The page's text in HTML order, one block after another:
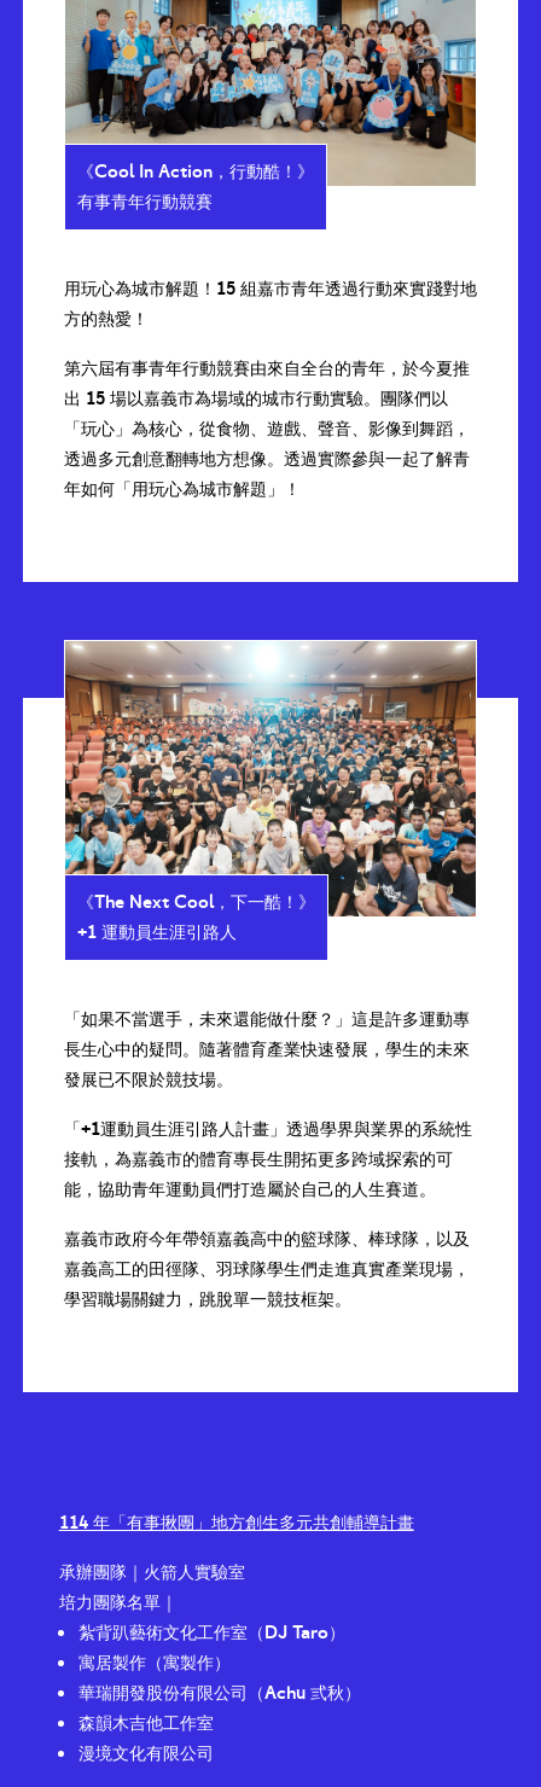
《Cool In Action，行動酷！》
有事青年行動競賽
用玩心為城市解題！15 組嘉市青年透過行動來實踐對地
方的熱愛！
第六屆有事青年行動競賽由來自全台的青年，於今夏推
出 15 場以嘉義市為場域的城市行動實驗。團隊們以
「玩心」為核心，從食物、遊戲、聲音、影像到舞蹈，
透過多元創意翻轉地方想像。透過實際參與一起了解青
年如何「用玩心為城市解題」！
《The Next Cool，下一酷！》
+1 運動員生涯引路人
「如果不當選手，未來還能做什麼？」這是許多運動專
長生心中的疑問。隨著體育產業快速發展，學生的未來
發展已不限於競技場。
「+1運動員生涯引路人計畫」透過學界與業界的系統性
接軌，為嘉義市的體育專長生開拓更多跨域探索的可
能，協助青年運動員們打造屬於自己的人生賽道。
嘉義市政府今年帶領嘉義高中的籃球隊、棒球隊，以及
嘉義高工的田徑隊、羽球隊學生們走進真實產業現場，
學習職場關鍵力，跳脫單一競技框架。
114 年「有事揪團」地方創生多元共創輔導計畫
承辦團隊｜ 火箭人實驗室
培力團隊名單｜
紮背趴藝術文化工作室（DJ Taro）
寓居製作（寓製作）
華瑞開發股份有限公司（Achu 弎秋）
森韻木吉他工作室
漫境文化有限公司